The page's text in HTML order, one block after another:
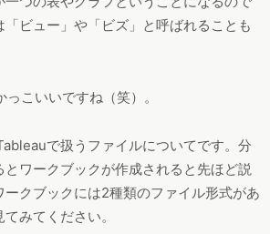
ビュー」や「ビズ」と呼ばれることも
っこいいですね（笑）。
で扱うファイルについてです。分
ワークブックが作成されると先ほど説
クブックには2種類のファイル形式があ
みてください。